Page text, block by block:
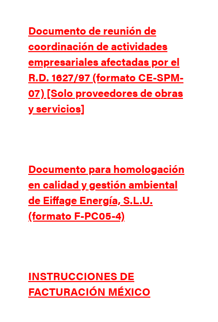
Documento de reunión de
coordinación de actividades
empresariales afectadas por el
R.D. 1627/97 (formato CE-SPM-
07) [Solo proveedores de obras
y servicios]
Documento para homologación
en calidad y gestión ambiental
de Eiffage Energía, S.L.U.
(formato F-PC05-4)
INSTRUCCIONES DE
FACTURACIÓN MÉXICO